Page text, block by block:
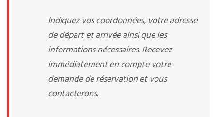
Indiquez vos coordonnées, votre adresse
de départ et arrivée ainsi que les
informations nécessaires. Recevez
immédiatement en compte votre
demande de réservation et vous
contacterons.